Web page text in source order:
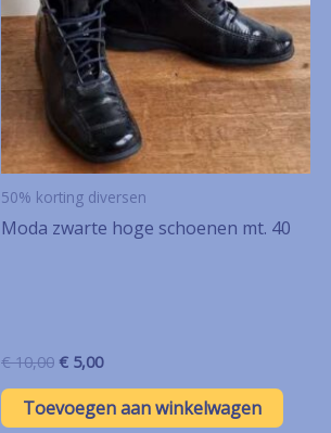
50% korting diversen
Moda zwarte hoge schoenen mt. 40
€10,00 Oorspronkelijke
was:
€ 10,00.
€ 5,00Huidige
is:
€ 5,00.
Toevoegen aan winkelwagen